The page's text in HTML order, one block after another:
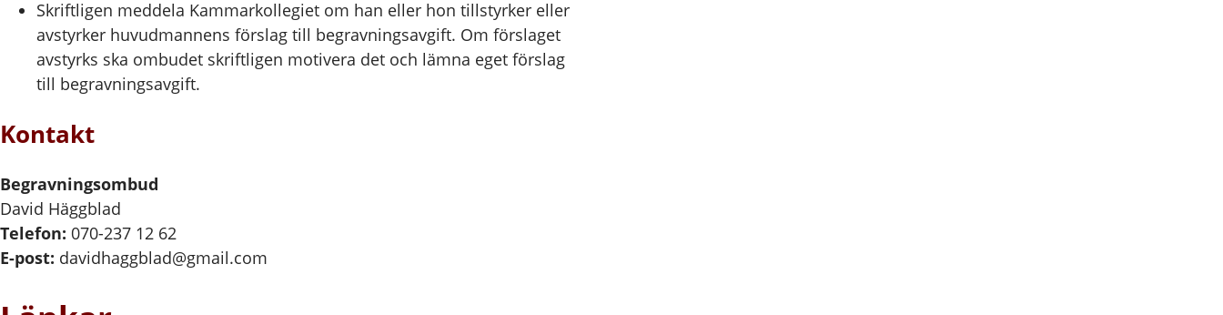
Skriftligen meddela Kammarkollegiet om han eller hon tillstyrker eller
avstyrker huvudmannens förslag till begravningsavgift. Om förslaget
avstyrks ska ombudet skriftligen motivera det och lämna eget förslag
till begravningsavgift.
Kontakt
Begravningsombud
David Häggblad
Telefon: 070-237 12 62
E-post: davidhaggblad@gmail.com